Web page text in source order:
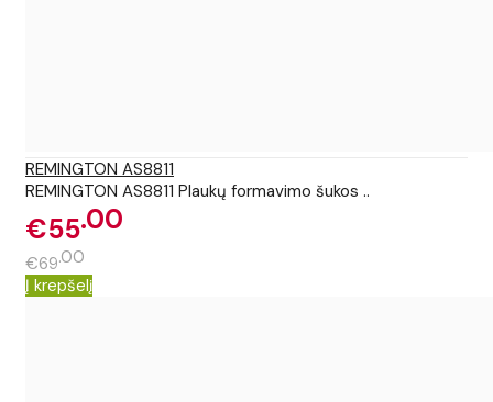
REMINGTON AS8811
REMINGTON AS8811 Plaukų formavimo šukos ..
€5500
€69 00
Į krepšelį